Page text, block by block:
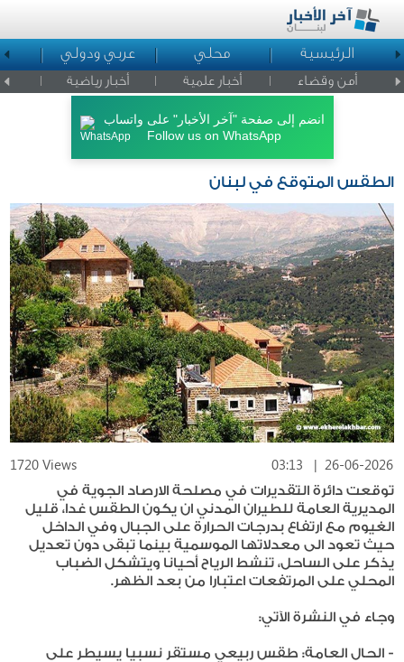
الرئيسية محلي عربي ودولي
أمن وقضاء أخبار علمية أخبار رياضية اخبار
انضم إلى صفحة "آخر الأخبار" على واتساب
Follow us on WhatsApp
الطقس المتوقع في لبنان
1720 Views 03:13 | 26-06-2026
توقعت دائرة التقديرات في مصلحة الارصاد الجوية في
المديرية العامة للطيران المدني ان يكون الطقس غدا، قليل
الغيوم مع ارتفاع بدرجات الحرارة على الجبال وفي الداخل
حيث تعود الى معدلاتها الموسمية بينما تبقى دون تعديل
يذكر على الساحل، تنشط الرياح أحيانا ويتشكل الضباب
المحلي على المرتفعات اعتبارا من بعد الظهر.
وجاء في النشرة الآتي:
- الحال العامة: طقس ربيعي مستقر نسبيا يسيطر على